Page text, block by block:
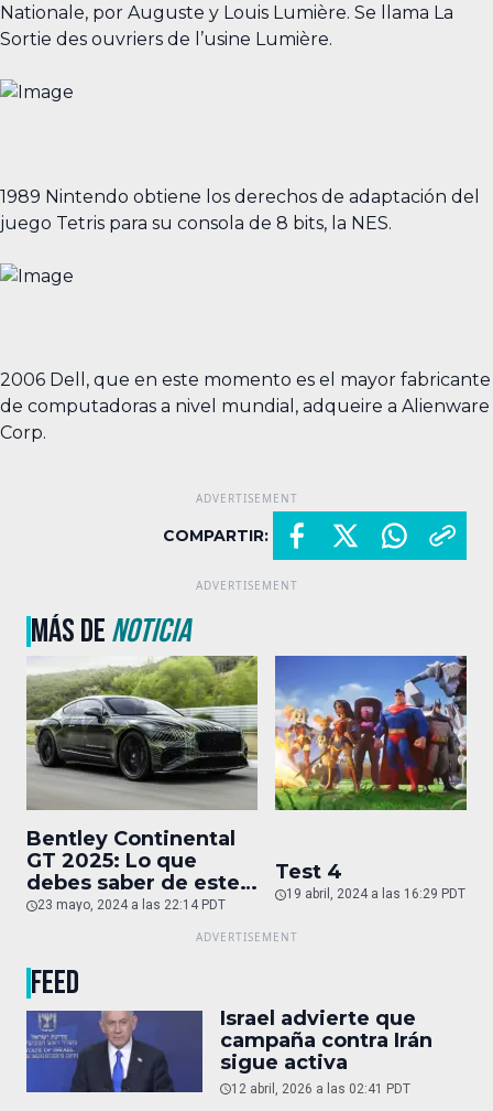
Nationale, por Auguste y Louis Lumière. Se llama La
Sortie des ouvriers de l’usine Lumière.
1989 Nintendo obtiene los derechos de adaptación del
juego Tetris para su consola de 8 bits, la NES.
2006 Dell, que en este momento es el mayor fabricante
de computadoras a nivel mundial, adqueire a Alienware
Corp.
COMPARTIR:
MÁS DENOTICIA
Bentley Continental
GT 2025: Lo que
debes saber de este
auto de superlujo
23 mayo, 2024 a las 22:14 PDT
Test 4
19 abril, 2024 a las 16:29 PDT
FEED
Israel advierte que
campaña contra Irán
sigue activa
12 abril, 2026 a las 02:41 PDT